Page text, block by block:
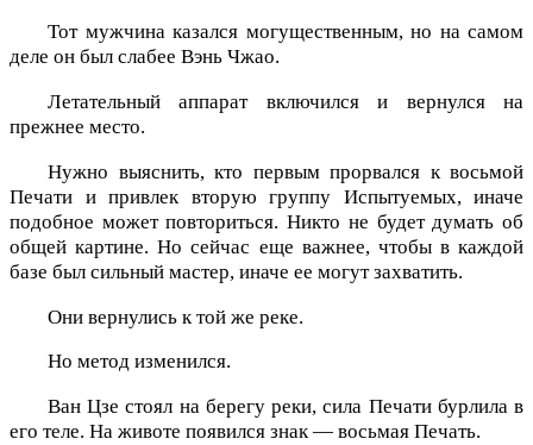
Тот мужчина казался могущественным, но на самом
деле он был слабее Вэнь Чжао.
Летательный аппарат включился и вернулся на
прежнее место.
Нужно выяснить, кто первым прорвался к восьмой
Печати и привлек вторую группу Испытуемых, иначе
подобное может повториться. Никто не будет думать об
общей картине. Но сейчас еще важнее, чтобы в каждой
базе был сильный мастер, иначе ее могут захватить.
Они вернулись к той же реке.
Но метод изменился.
Ван Цзе стоял на берегу реки, сила Печати бурлила в
его теле. На животе появился знак — восьмая Печать.